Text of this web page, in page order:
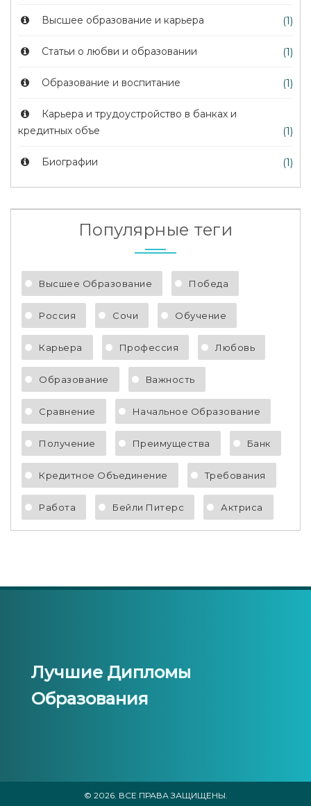
Высшее образование и карьера (1)
Статьи о любви и образовании (1)
Образование и воспитание (1)
Карьера и трудоустройство в банках и
кредитных объе
(1)
Биографии (1)
Популярные теги
Высшее Образование Победа
Россия Сочи Обучение
Карьера Профессия Любовь
Образование Важность
Сравнение Начальное Образование
Получение Преимущества Банк
Кредитное Объединение Требования
Работа Бейли Питерс Актриса
Лучшие Дипломы
Образования
© 2026. ВСЕ ПРАВА ЗАЩИЩЕНЫ.